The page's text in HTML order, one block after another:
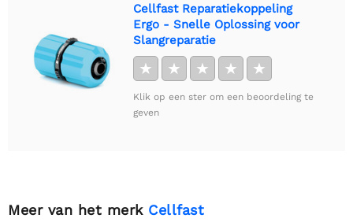
Cellfast Reparatiekoppeling
Ergo - Snelle Oplossing voor
Slangreparatie
★ ★ ★ ★ ★
Klik op een ster om een beoordeling te
geven
Meer van het merk Cellfast